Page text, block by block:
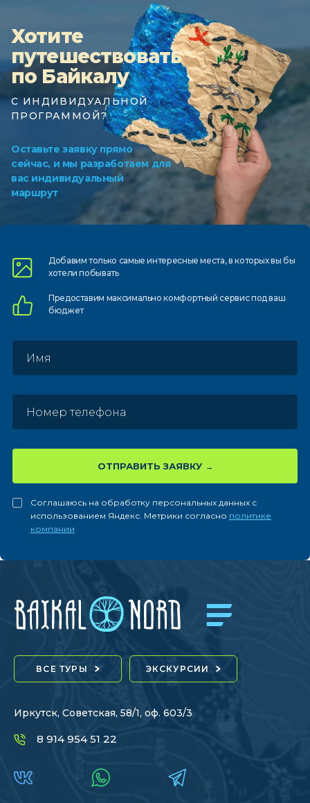
Хотите
путешествовать
по Байкалу
С ИНДИВИДУАЛЬНОЙ
ПРОГРАММОЙ?
Оставьте заявку прямо
сейчас, и мы разработаем для
вас индивидуальный
маршрут
Добавим только самыеинтересные места, в которыхвы бы
хотели побывать
Предоставим максимально комфортныйсервис под ваш
бюджет
ОТПРАВИТЬ ЗАЯВКУ
Соглашаюсь на обработку персональных данных с
использованием Яндекс. Метрики согласно политике
компании
ВСЕ ТУРЫ ЭКСКУРСИИ
Иркутск, Советская, 58/1, оф. 603/3
8 914 954 51 22